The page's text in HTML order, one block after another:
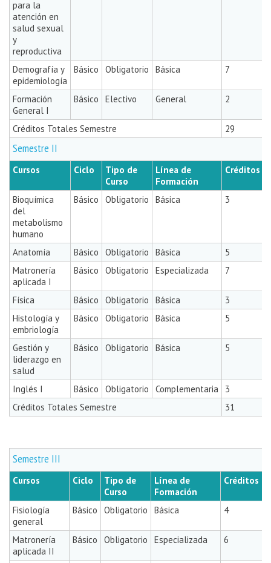
para la
atención en
salud sexual
y
reproductiva
Demografía y
epidemiología
Básico Obligatorio Básica 7
Formación
General I
Básico Electivo General 2
Créditos Totales Semestre 29
Semestre II
Cursos Ciclo
Tipo de
Curso
Línea de
Formación
Créditos
Bioquímica
del
metabolismo
humano
Básico Obligatorio Básica 3
Anatomía Básico Obligatorio Básica
5
Matronería
aplicada I
Básico Obligatorio Especializada 7
Física Básico Obligatorio Básica
3
Histología y
embriología
Básico Obligatorio Básica 5
Gestión y
liderazgo en
salud
Básico Obligatorio Básica 5
Inglés I Básico Obligatorio Complementaria
3
Créditos Totales Semestre
31
Semestre III
Cursos Ciclo
Tipo de
Curso
Línea de
Formación
Créditos
Fisiología
general
Básico Obligatorio Básica 4
Matronería
aplicada II
Básico Obligatorio Especializada 6